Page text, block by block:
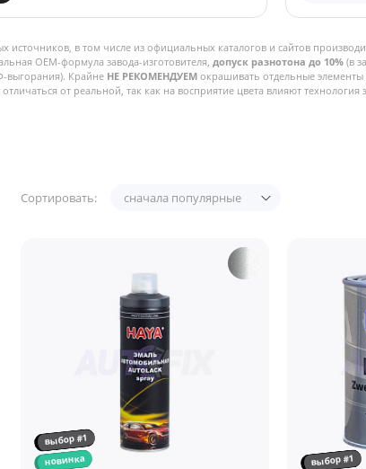
источников, в том числе из официальных каталогов и сайтов
OEM-формула завода-изготовителя, допуск разнотона до 10% (в
выгорания). Крайне НЕ РЕКОМЕНДУЕМ окрашивать отдельные
от реальной, так как на восприятие цвета влияют
Сортировать: сначала популярные
выбор #1
новинка выбор #1